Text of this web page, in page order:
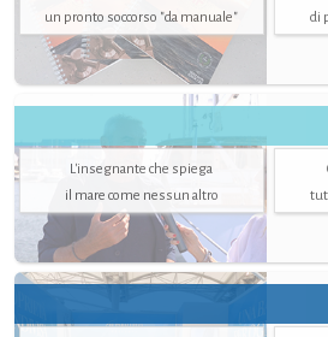
un pronto soccorso "da manuale" di
L'insegnante che spiega
il mare come nessun altro